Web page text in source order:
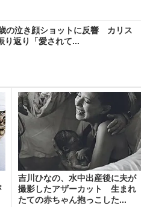
の泣き顔ショットに反響 カリス
り返り「愛されて...
吉川ひなの、水中出産後に夫が
撮影したアザーカット 生まれ
たての赤ちゃん抱っこした...